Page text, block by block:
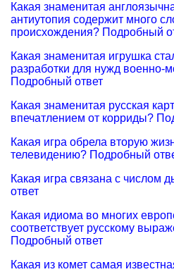
Какая знаменитая
антиутопия содержит много
происхождения? Подробный
Какая знаменитая игрушка
разработки для нужд военно-
Подробный ответ
Какая знаменитая русская
впечатлением от корриды?
Какая игра обрела вторую
телевидению? Подробный
Какая игра связана с числом
ответ
Какая идиома во многих
соответствует русскому
Подробный ответ
Какая из комет самая